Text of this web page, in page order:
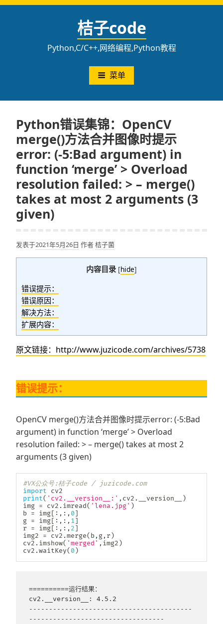
跳
桔子code
Python,C/C++,网络编程,Python教程
菜单
Python错误集锦：OpenCV
merge()方法合并图像时提示
error: (-5:Bad argument) in
function ‘merge’ > Overload
resolution failed: > – merge()
takes at most 2 arguments (3
given)
发表于2021年5月26日 作者桔子菌
内容目录 [hide]
错误提示：
错误原因：
解决方法：
扩展内容：
原文链接：http://www.juzicode.com/archives/5738
错误提示：
OpenCV merge()方法合并图像时提示error: (-5:Bad
argument) in function ‘merge’ > Overload
resolution failed: > – merge() takes at most 2
arguments (3 given)
#VX公众号:桔子code / juzicode.com
import
print( 'cv2.__version__:' , cv2 . __version__
)
img = cv2 . imread( 'lena.jpg' )
b = img[ : , : , 0]
g = img[ : , : , 1]
r = img[ : , : , 2]
img2 = cv2 .merge( b , g, r )
cv2 . imshow( 'merged' , img2 )
cv2 .waitKey( 0 )
==========运行结果：
cv2.__version__: 4.5.2
-----------------------------------------
----------------------------------